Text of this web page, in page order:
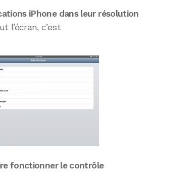
iPhone dans leur résolution
l’écran, c’est
fonctionner le contrôle